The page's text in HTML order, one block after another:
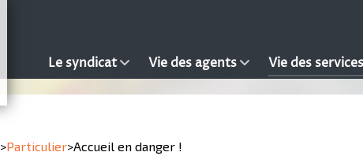
Le syndicat Vie des agents Vie des services
>Particulier>Accueil en danger !